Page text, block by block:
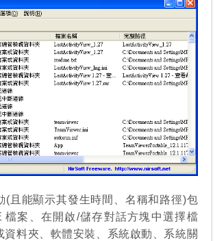
(且能顯示其發生時間、名稱和路徑)包
檔案、在開啟/儲存對話方塊中選擇檔
資料夾、軟體安裝、系統啟動、系統關